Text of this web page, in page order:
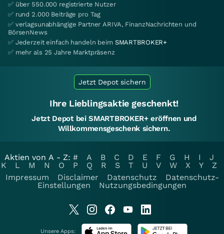
✅ über 550.000 registrierte Nutzer
✅ rund 2.000 Beiträge pro Tag
✅ verlagsunabhängige Partner ARIVA, FinanzNachrichten und
BörsenNews
✅ Jederzeit einfach handeln beim SMARTBROKER+
✅ mehr als 25 Jahre Marktpräsenz
Jetzt Depot sichern
Ihre Lieblingsaktie geschenkt!
Jetzt Depot bei SMARTBROKER+ eröffnen und
Willkommensgeschenk sichern.
Aktien von A - Z: # A B C D E F G H I
J
K
L M N O P Q R S T U V W X Y
Z
Impressum
Disclaimer Datenschutz
Datenschutz-
Einstellungen
Nutzungsbedingungen
Unsere Apps: